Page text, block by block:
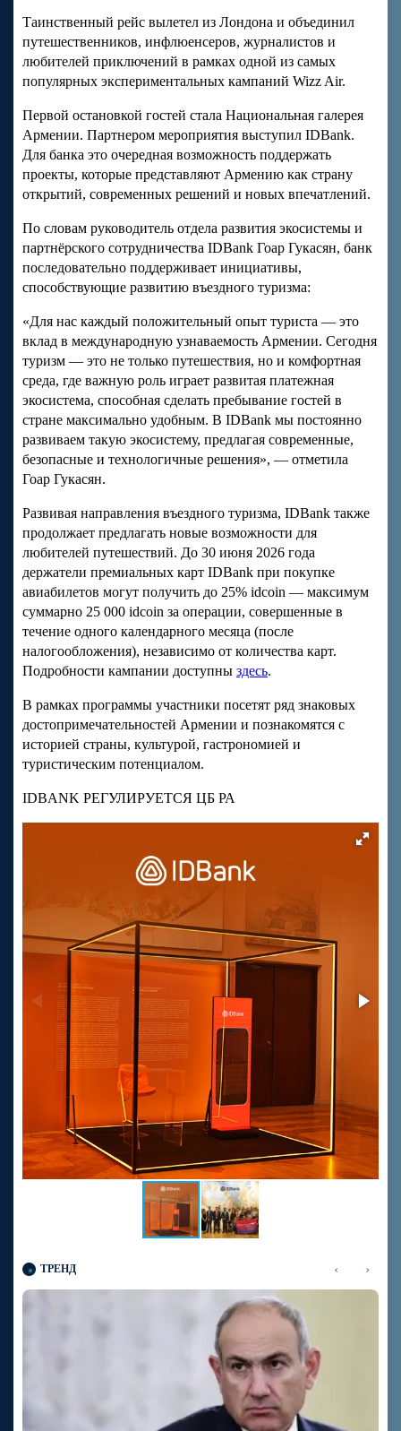
Таинственный рейс вылетел из Лондона и объединил
путешественников, инфлюенсеров, журналистов и
любителей приключений в рамках одной из самых
популярных экспериментальных кампаний Wizz Air.
Первой остановкой гостей стала Национальная галерея
Армении. Партнером мероприятия выступил IDBank.
Для банка это очередная возможность поддержать
проекты, которые представляют Армению как страну
открытий, современных решений и новых впечатлений.
По словам руководитель отдела развития экосистемы и
партнёрского сотрудничества IDBank Гоар Гукасян, банк
последовательно поддерживает инициативы,
способствующие развитию въездного туризма:
«Для нас каждый положительный опыт туриста — это
вклад в международную узнаваемость Армении. Сегодня
туризм — это не только путешествия, но и комфортная
среда, где важную роль играет развитая платежная
экосистема, способная сделать пребывание гостей в
стране максимально удобным. В IDBank мы постоянно
развиваем такую экосистему, предлагая современные,
безопасные и технологичные решения», — отметила
Гоар Гукасян.
Развивая направления въездного туризма, IDBank также
продолжает предлагать новые возможности для
любителей путешествий. До 30 июня 2026 года
держатели премиальных карт IDBank при покупке
авиабилетов могут получить до 25% idcoin — максимум
суммарно 25 000 idcoin за операции, совершенные в
течение одного календарного месяца (после
налогообложения), независимо от количества карт.
Подробности кампании доступны здесь.
В рамках программы участники посетят ряд знаковых
достопримечательностей Армении и познакомятся с
историей страны, культурой, гастрономией и
туристическим потенциалом.
IDBANK РЕГУЛИРУЕТСЯ ЦБ РА
ТРЕНД ‹ ›